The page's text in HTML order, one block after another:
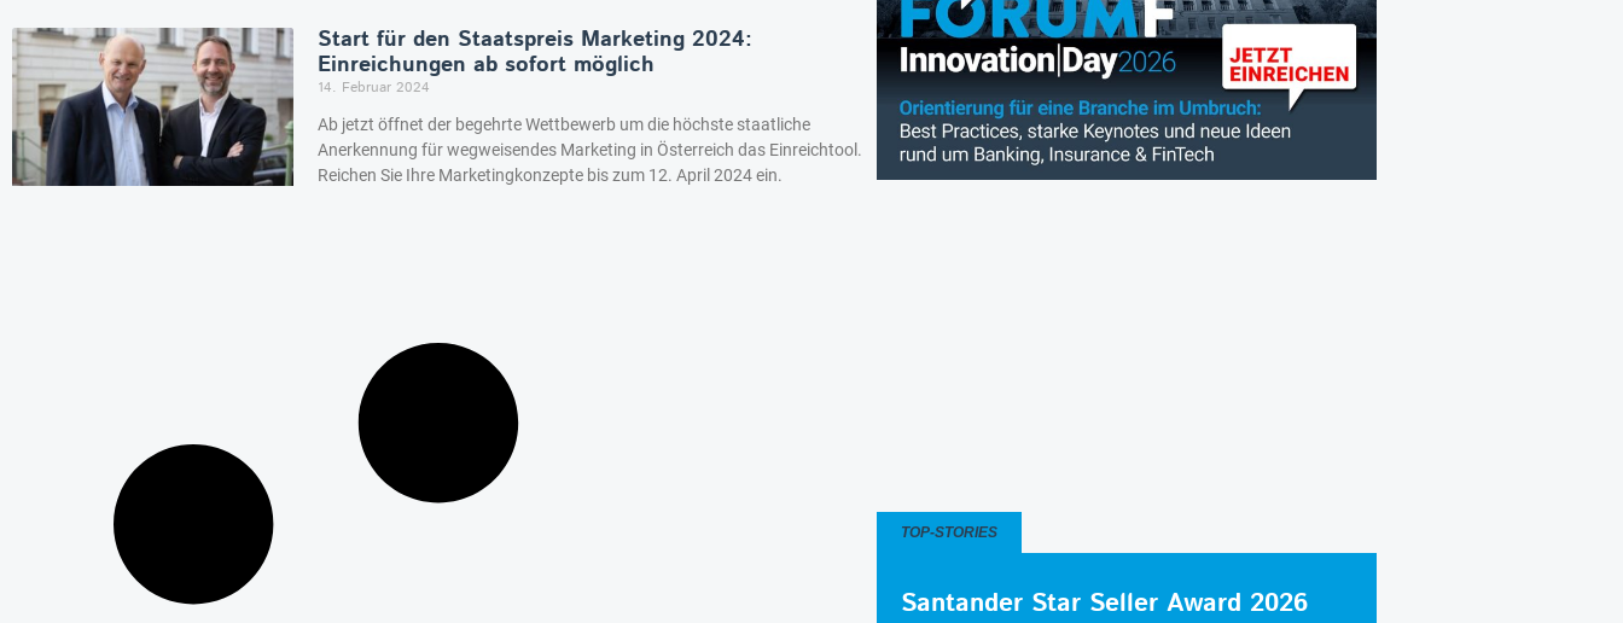
Start für den Staatspreis Marketing 2024:
Einreichungen ab sofort möglich
14. Februar 2024
Ab jetzt öffnet der begehrte Wettbewerb um die höchste staatliche
Anerkennung für wegweisendes Marketing in Österreich das Einreichtool.
Reichen Sie Ihre Marketingkonzepte bis zum 12. April 2024 ein.
TOP-STORIES
Santander Star Seller Award 2026